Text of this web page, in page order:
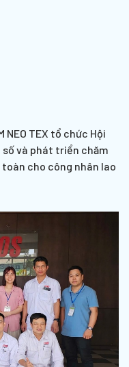
NEO TEX tổ chức Hội
và phát triển chăm
cho công nhân lao